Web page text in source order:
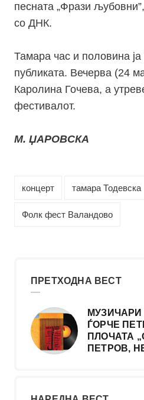
песната „Фрази
со ДНК.
Тамара час и половина
публиката. Вечерва (24
Каролина Гочева, а
фестивалот.
М. ЏАРОВСКА
концерт тамара Тодевска
Фолк фест Валандово
ПРЕТХОДНА ВЕСТ
ЃОРЧЕ
ПЛОЧАТА
ПЕТРОВ,